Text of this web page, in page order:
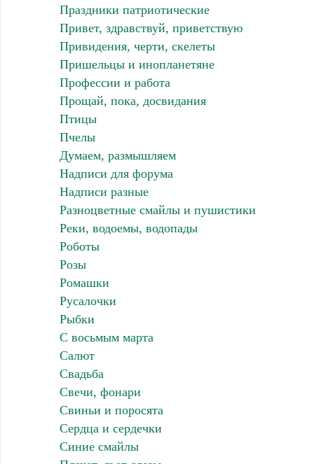
Праздники патриотические
Привет, здравствуй, приветствую
Привидения, черти, скелеты
Пришельцы и инопланетяне
Профессии и работа
Прощай, пока, досвидания
Птицы
Пчелы
Думаем, размышляем
Надписи для форума
Надписи разные
Разноцветные смайлы и пушистики
Реки, водоемы, водопады
Роботы
Розы
Ромашки
Русалочки
Рыбки
С восьмым марта
Салют
Свадьба
Свечи, фонари
Свиньи и поросята
Сердца и сердечки
Синие смайлы